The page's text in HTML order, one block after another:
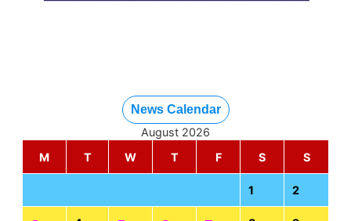
News Calendar
August 2026
M
T W T F S S
1 2